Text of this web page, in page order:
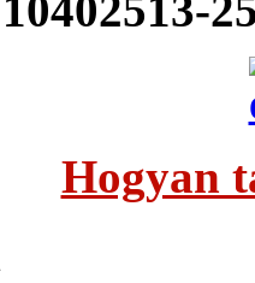
Hogyan